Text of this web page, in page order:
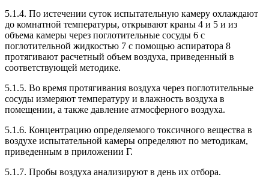
5.1.4. По истечении суток испытательную камеру охлаждают
до комнатной температуры, открывают краны 4 и 5 и из
объема камеры через поглотительные сосуды 6 с
поглотительной жидкостью 7 с помощью аспиратора 8
протягивают расчетный объем воздуха, приведенный в
соответствующей методике.
5.1.5. Во время протягивания воздуха через поглотительные
сосуды измеряют температуру и влажность воздуха в
помещении, а также давление атмосферного воздуха.
5.1.6. Концентрацию определяемого токсичного вещества в
воздухе испытательной камеры определяют по методикам,
приведенным в приложении Г.
5.1.7. Пробы воздуха анализируют в день их отбора.